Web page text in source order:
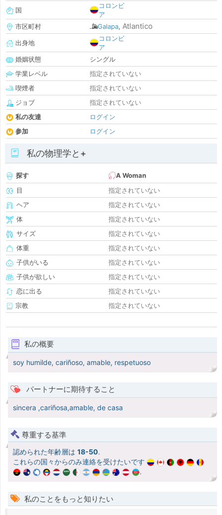
国
コロンビ
ア
市区町村
Galapa, Atlantico
出身地
コロンビ
ア
婚姻状態
シングル
学業レベル
指定されていない
喫煙者
指定されていない
ジョブ
指定されていない
私の友達
ログイン
参加
ログイン
私の物理学と+
探す
A Woman
目
指定されていない
ヘア
指定されていない
体
指定されていない
サイズ
指定されていない
体重
指定されていない
子供がいる
指定されていない
子供が欲しい
指定されていない
恋に出る
指定されていない
宗教
指定されていない
私の概要
soy humilde, cariñoso, amable, respetuoso
パートナーに期待すること
sincera ,cariñosa,amable, de casa
尊重する基準
認められた年齢層は 18-50.
これらの国々からのみ連絡を受けたいです
.
私のことをもっと知りたい